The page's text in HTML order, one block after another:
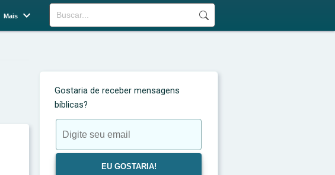
Mais 
Gostaria de receber mensagens
bíblicas?